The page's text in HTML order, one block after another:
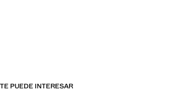
TE PUEDE INTERESAR